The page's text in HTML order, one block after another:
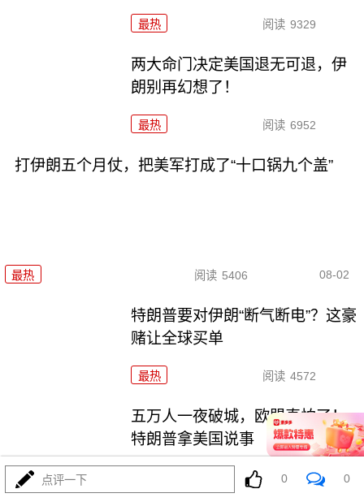
最热 阅读 9329
两大命门决定美国退无可退，伊
朗别再幻想了！
最热 阅读 6952
打伊朗五个月仗，把美军打成了“十口锅九个盖”
最热 阅读 5406 08-02
特朗普要对伊朗“断气断电”？这豪
赌让全球买单
最热 阅读 4572
五万人一夜破城，欧盟真怕了！
特朗普拿美国说事
阅读 14983
点评一下 0 0